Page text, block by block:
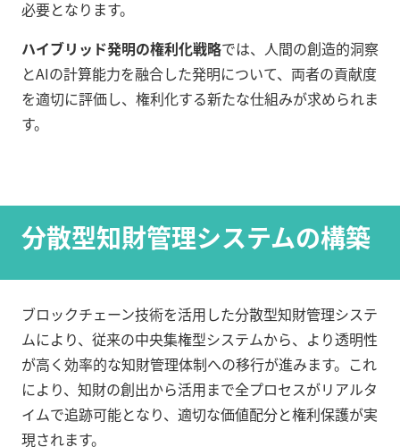
必要となります。
ハイブリッド発明の権利化戦略では、人間の創造的洞察
とAIの計算能力を融合した発明について、両者の貢献度
を適切に評価し、権利化する新たな仕組みが求められま
す。
分散型知財管理システムの構築
ブロックチェーン技術を活用した分散型知財管理システ
ムにより、従来の中央集権型システムから、より透明性
が高く効率的な知財管理体制への移行が進みます。これ
により、知財の創出から活用まで全プロセスがリアルタ
イムで追跡可能となり、適切な価値配分と権利保護が実
現されます。